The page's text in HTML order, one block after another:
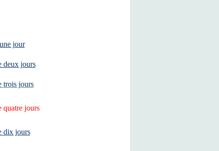
jour
deux jours
trois jours
quatre jours
dix jours